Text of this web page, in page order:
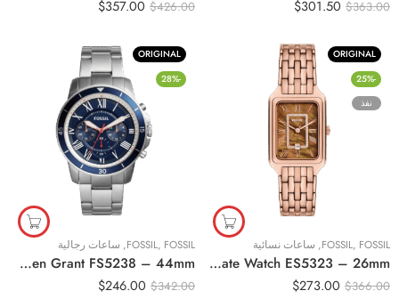
$363.00
$301.50
$426.00
$357.00
ORIGINAL
-25%
نفذ
FOSSIL, FOSSIL
, ساعات نسائية
Original Fossil Raquel Three-Hand Date Watch ES5323 – 26mm
$366.00
$273.00
ORIGINAL
-28%
FOSSIL, FOSSIL
, ساعات رجالية
Original Fossil Watch For Men Grant FS5238 – 44mm
$342.00
$246.00